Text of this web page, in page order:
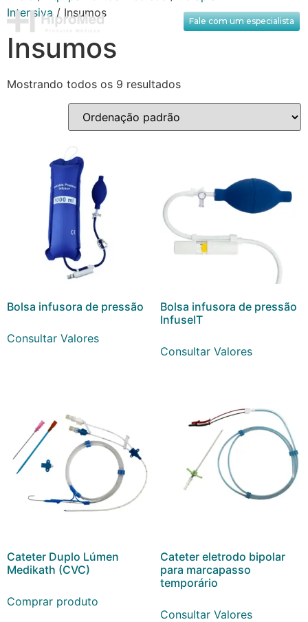
Fale com um especialista
Intensiva/ Insumos
Insumos
Mostrando todos os 9 resultados
Bolsa infusora de pressão
Consultar Valores
Bolsa infusora de pressão
InfuseIT
Consultar Valores
Cateter Duplo Lúmen
Medikath (CVC)
Comprar produto
Cateter eletrodo bipolar
para marcapasso
temporário
Consultar Valores